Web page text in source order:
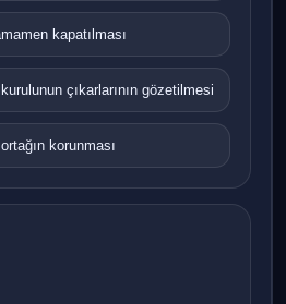
kapatılması
çıkarlarının gözetilmesi
korunması